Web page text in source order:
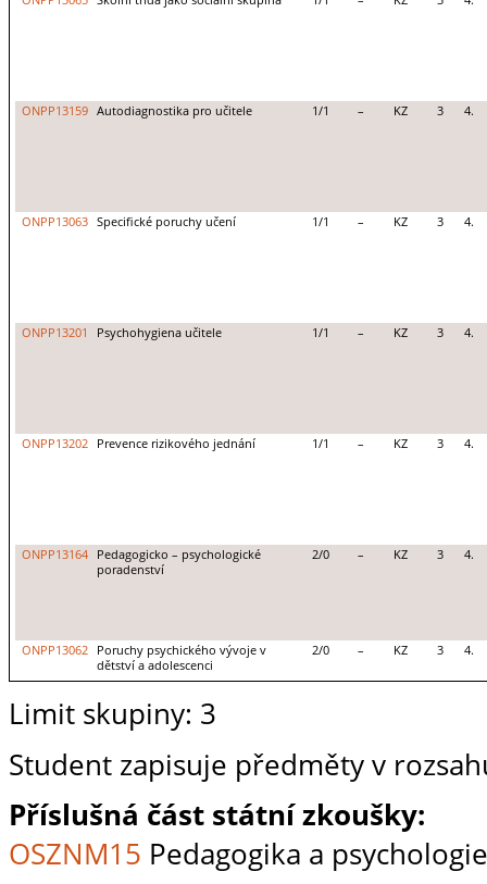
ONPP13159 Autodiagnostika pro učitele 1/1 – KZ 3 4.
ONPP13063 Specifické poruchy učení 1/1 – KZ 3 4.
ONPP13201 Psychohygiena učitele 1/1 – KZ 3 4.
ONPP13202 Prevence rizikového jednání 1/1 – KZ 3 4.
ONPP13164
Pedagogicko – psychologické
poradenství
2/0 – KZ 3 4.
ONPP13062
Poruchy psychického vývoje v
dětství a adolescenci
2/0 – KZ 3 4.
Limit skupiny: 3
Student zapisuje předměty v
Příslušná část státní zkoušky:
OSZNM15 Pedagogika a